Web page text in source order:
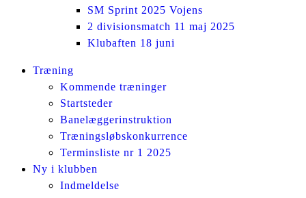
SM Sprint 2025 Vojens
2 divisionsmatch 11 maj 2025
Klubaften 18 juni
Facebook
InstagramTræning
Kommende træninger
Startsteder
Banelæggerinstruktion
Træningsløbskonkurrence
Terminsliste nr 1 2025
Ny i klubben
Indmeldelse